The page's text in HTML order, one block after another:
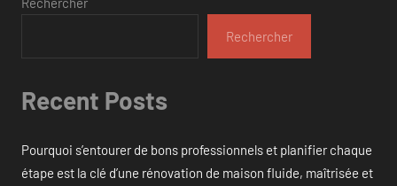
Rechercher
Recent Posts
Pourquoi s’entourer de bons professionnels et planifier chaque
étape est la clé d’une rénovation de maison fluide, maîtrisée et